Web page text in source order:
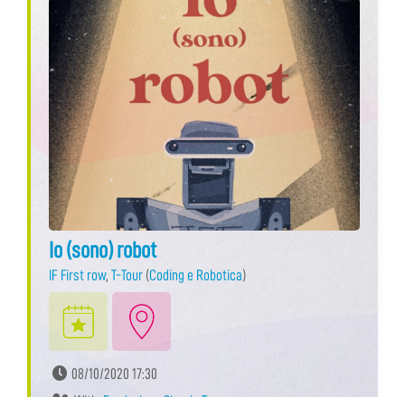
Io (sono) robot
IF First row, T-Tour (Coding e Robotica)
08/10/2020 17:30